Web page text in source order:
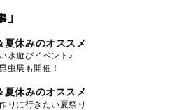
夏休みのオススメ
水遊びイベント♪
虫展も開催！
夏休みのオススメ
りに行きたい夏祭り